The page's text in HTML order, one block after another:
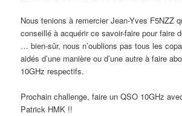
Nous tenions à remercier Jean-Yves F5NZZ
conseillé à acquérir ce savoir-faire pour faire
… bien-sûr, nous n’oublions pas tous les
aidés d’une manière ou d’une autre à faire
10GHz respectifs.
Prochain challenge, faire un QSO 10GHz
Patrick HMK !!